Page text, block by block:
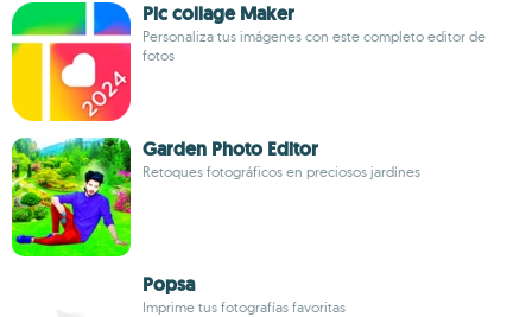
Pic collage Maker
Personaliza tus imágenes con este completo editor de
fotos
Garden Photo Editor
Retoques fotográficos en preciosos jardínes
Popsa
Imprime tus fotografías favoritas